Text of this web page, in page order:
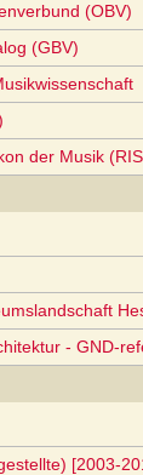
(OBV)
(GBV)
der Musik
- GND-
[2003-